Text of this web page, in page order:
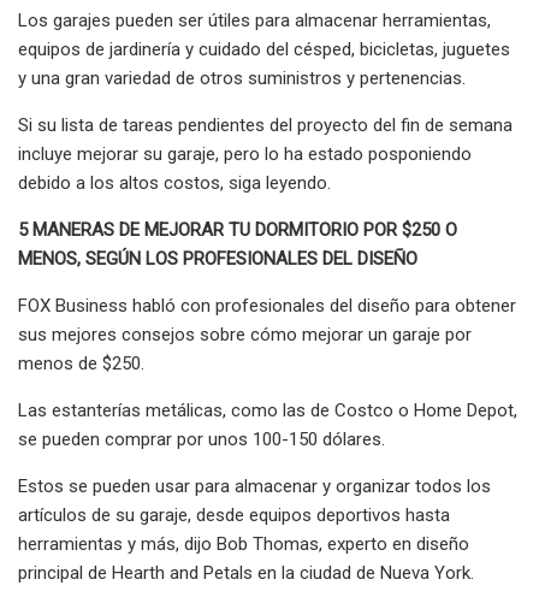
Los garajes pueden ser útiles para almacenar herramientas,
equipos de jardinería y cuidado del césped, bicicletas, juguetes
y una gran variedad de otros suministros y pertenencias.
Si su lista de tareas pendientes del proyecto del fin de semana
incluye mejorar su garaje, pero lo ha estado posponiendo
debido a los altos costos, siga leyendo.
5 MANERAS DE MEJORAR TU DORMITORIO POR $250 O
MENOS, SEGÚN LOS PROFESIONALES DEL DISEÑO
FOX Business habló con profesionales del diseño para obtener
sus mejores consejos sobre cómo mejorar un garaje por
menos de $250.
Las estanterías metálicas, como las de Costco o Home Depot,
se pueden comprar por unos 100-150 dólares.
Estos se pueden usar para almacenar y organizar todos los
artículos de su garaje, desde equipos deportivos hasta
herramientas y más, dijo Bob Thomas, experto en diseño
principal de Hearth and Petals en la ciudad de Nueva York.